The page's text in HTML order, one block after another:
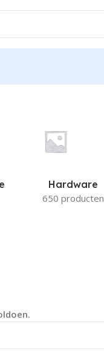
Hardware
650 producten